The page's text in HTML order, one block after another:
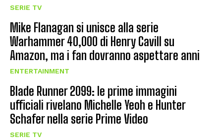
SERIE TV
Mike Flanagan si unisce alla serie
Warhammer 40,000 di Henry Cavill su
Amazon, ma i fan dovranno aspettare anni
ENTERTAINMENT
Blade Runner 2099: le prime immagini
ufficiali rivelano Michelle Yeoh e Hunter
Schafer nella serie Prime Video
SERIE TV